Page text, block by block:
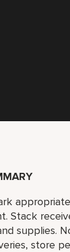
Stack
supplies.
store